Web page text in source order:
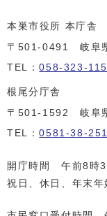
本巣市役所 本庁舎
〒501-0491 岐阜
TEL：058-323-
根尾分庁舎
〒501-1592 岐阜
TEL：0581-38-
開庁時間 午前8時
祝日、休日、年末年